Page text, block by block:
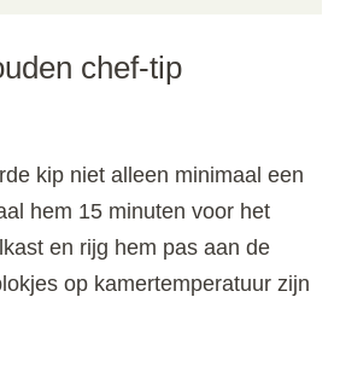
chef-tip
kip niet alleen minimaal een
hem 15 minuten voor het
en rijg hem pas aan de
op kamertemperatuur zijn